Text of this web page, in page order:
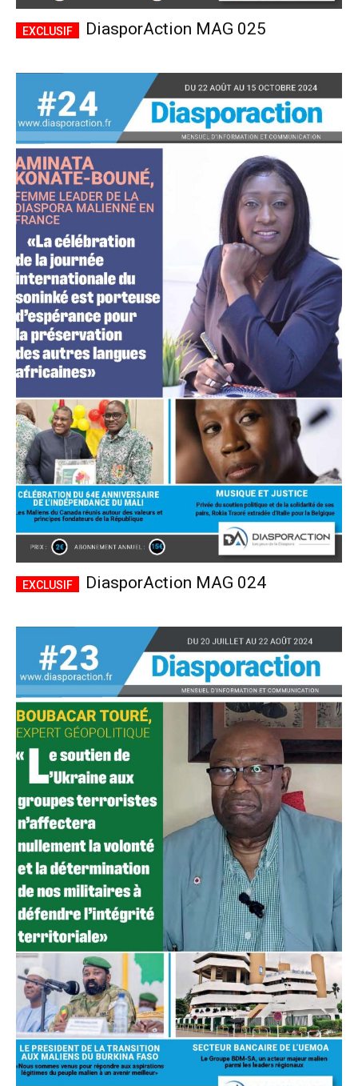
DiasporAction MAG 025
DiasporAction MAG 024